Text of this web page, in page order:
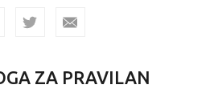
ZA PRAVILAN